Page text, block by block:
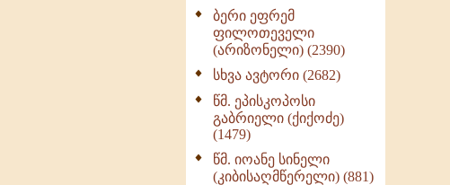
ქადაგებანი გაბრიელ
ეპისკოპოსისა - II ტომი
(370)
სულიერი ცხოვრების
სახელმძღვანელო -
ნაწილი II (369)
ღმერთი და ადამიანები
(287)
ბერის დიადემა (278)
ბერი ეფრემ
ფილოთეველი
(არიზონელი) (2390)
სხვა ავტორი (2682)
წმ. ეპისკოპოსი
გაბრიელი (ქიქოძე)
(1479)
წმ. იოანე სინელი
(კიბისაღმწერელი) (881)